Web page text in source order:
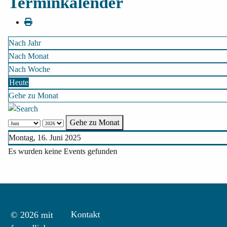
Nach Jahr
Nach Monat
Nach Woche
Heute
Gehe zu Monat
Gehe zu Monat
Montag, 16. Juni 2025
Es wurden keine Events gefunden
© 2026 mit
Kontakt